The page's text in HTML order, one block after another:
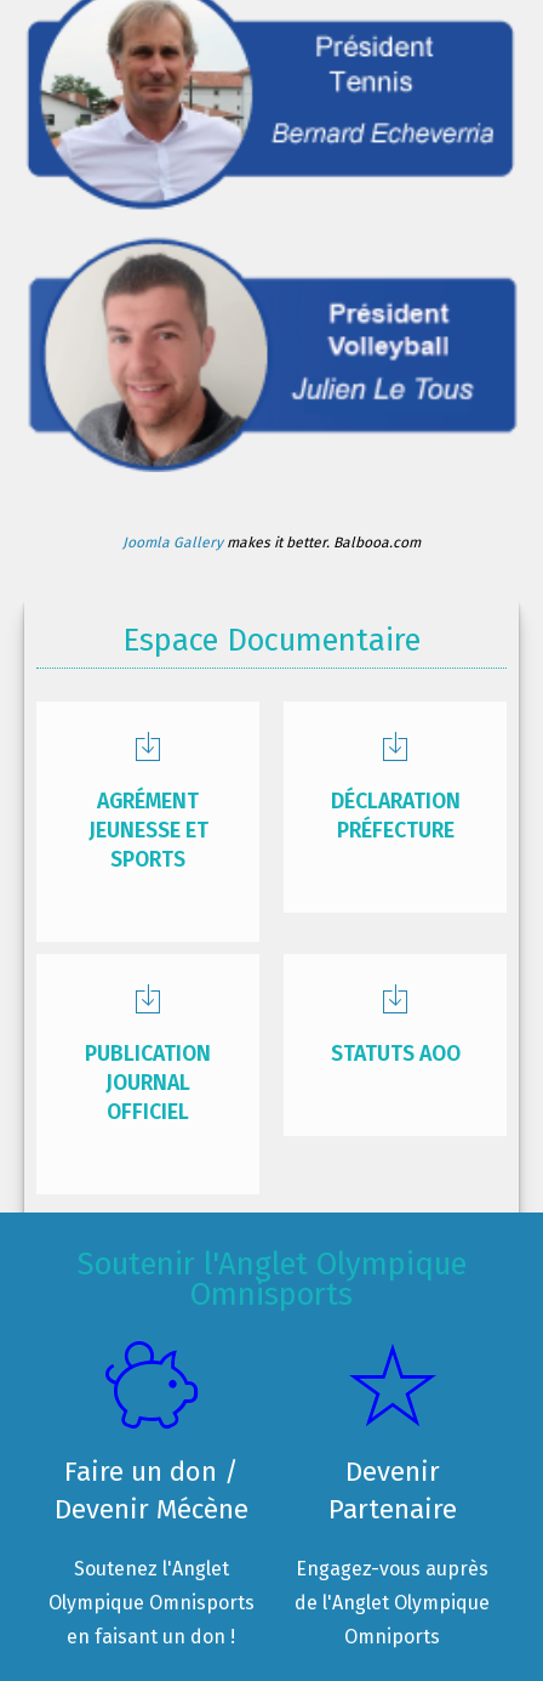
Joomla Gallerymakes it better. Balbooa.com
Espace Documentaire
AGRÉMENT
JEUNESSE ET
SPORTS
DÉCLARATION
PRÉFECTURE
PUBLICATION
JOURNAL
OFFICIEL
STATUTS AOO
Soutenir l'Anglet Olympique
Omnisports
Faire un don /
Devenir Mécène
Soutenez l'Anglet
Olympique Omnisports
en faisant un don !
Devenir
Partenaire
Engagez-vous auprès
de l'Anglet Olympique
Omniports